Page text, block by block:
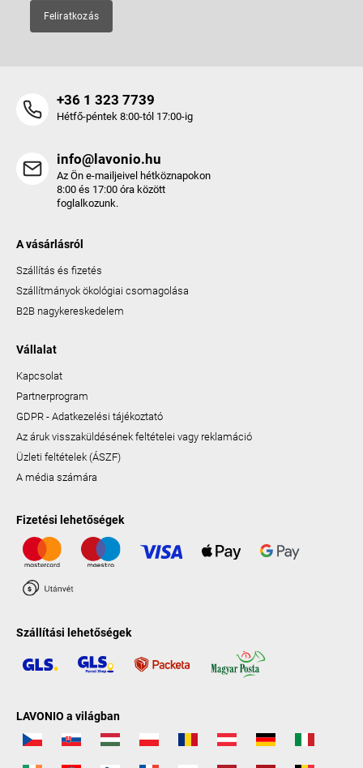
Feliratkozás
+36 1 323 7739
Hétfő-péntek 8:00-tól 17:00-ig
info@lavonio.hu
Az Ön e-mailjeivel hétköznapokon
8:00 és 17:00 óra között
foglalkozunk.
A vásárlásról
Szállítás és fizetés
Szállítmányok ökológiai csomagolása
B2B nagykereskedelem
Vállalat
Kapcsolat
Partnerprogram
GDPR - Adatkezelési tájékoztató
Az áruk visszaküldésének feltételei vagy reklamáció
Üzleti feltételek (ÁSZF)
A média számára
Fizetési lehetőségek
Szállítási lehetőségek
LAVONIO a világban